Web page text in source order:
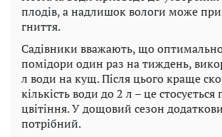
плодів, а надлишок вологи може
гниття.
Садівники вважають, що
помідори один раз на тиждень,
л води на кущ. Після цього краще
кількість води до 2 л – це стосується
цвітіння. У дощовий сезон
потрібний.